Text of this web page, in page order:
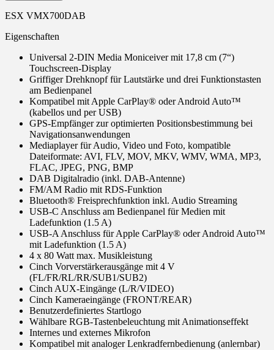
ESX VMX700DAB
Eigenschaften
Universal 2-DIN Media Moniceiver mit 17,8 cm (7“)
Touchscreen-Display
Griffiger Drehknopf für Lautstärke und drei Funktionstasten
am Bedienpanel
Kompatibel mit Apple CarPlay® oder Android Auto™
(kabellos und per USB)
GPS-Empfänger zur optimierten Positionsbestimmung bei
Navigationsanwendungen
Mediaplayer für Audio, Video und Foto, kompatible
Dateiformate: AVI, FLV, MOV, MKV, WMV, WMA, MP3,
FLAC, JPEG, PNG, BMP
DAB Digitalradio (inkl. DAB-Antenne)
FM/AM Radio mit RDS-Funktion
Bluetooth® Freisprechfunktion inkl. Audio Streaming
USB-C Anschluss am Bedienpanel für Medien mit
Ladefunktion (1.5 A)
USB-A Anschluss für Apple CarPlay® oder Android Auto™
mit Ladefunktion (1.5 A)
4 x 80 Watt max. Musikleistung
Cinch Vorverstärkerausgänge mit 4 V
(FL/FR/RL/RR/SUB1/SUB2)
Cinch AUX-Eingänge (L/R/VIDEO)
Cinch Kameraeingänge (FRONT/REAR)
Benutzerdefiniertes Startlogo
Wählbare RGB-Tastenbeleuchtung mit Animationseffekt
Internes und externes Mikrofon
Kompatibel mit analoger Lenkradfernbedienung (anlernbar)